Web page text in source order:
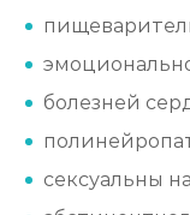
Лечение пивного
болезней
сексуальны